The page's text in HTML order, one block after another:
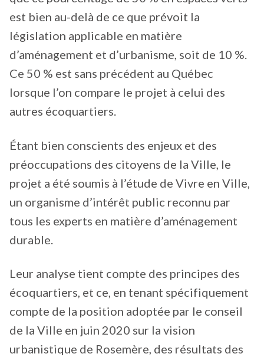
est bien au-delà de ce que prévoit la
législation applicable en matière
d’aménagement et d’urbanisme, soit de 10 %.
Ce 50 % est sans précédent au Québec
lorsque l’on compare le projet à celui des
autres écoquartiers.
Étant bien conscients des enjeux et des
préoccupations des citoyens de la Ville, le
projet a été soumis à l’étude de Vivre en Ville,
un organisme d’intérêt public reconnu par
tous les experts en matière d’aménagement
durable.
Leur analyse tient compte des principes des
écoquartiers, et ce, en tenant spécifiquement
compte de la position adoptée par le conseil
de la Ville en juin 2020 sur la vision
urbanistique de Rosemère, des résultats des